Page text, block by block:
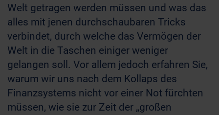
Welt getragen werden müssen und was das
alles mit jenen durchschaubaren Tricks
verbindet, durch welche das Vermögen der
Welt in die Taschen einiger weniger
gelangen soll. Vor allem jedoch erfahren Sie,
warum wir uns nach dem Kollaps des
Finanzsystems nicht vor einer Not fürchten
müssen, wie sie zur Zeit der „großen